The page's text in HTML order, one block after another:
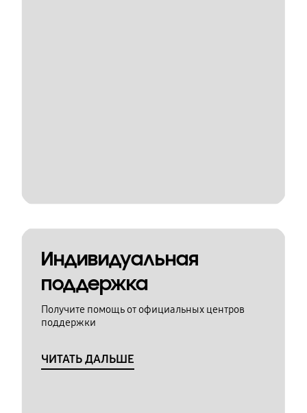
Индивидуальная
поддержка
Получите помощь от официальных центров
поддержки
ЧИТАТЬ ДАЛЬШЕ